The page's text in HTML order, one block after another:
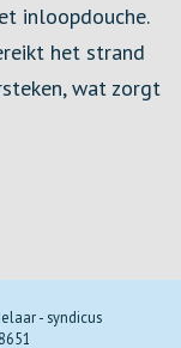
inloopdouche.
het strand
wat zorgt
- syndicus